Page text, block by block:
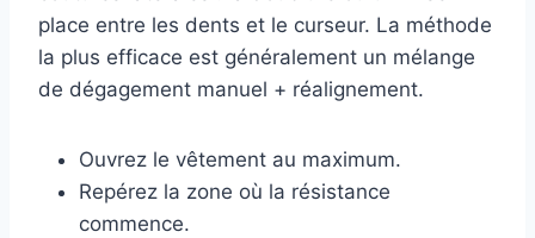
place entre les dents et le curseur. La méthode
la plus efficace est généralement un mélange
de dégagement manuel + réalignement.
Ouvrez le vêtement au maximum.
Repérez la zone où la résistance
commence.